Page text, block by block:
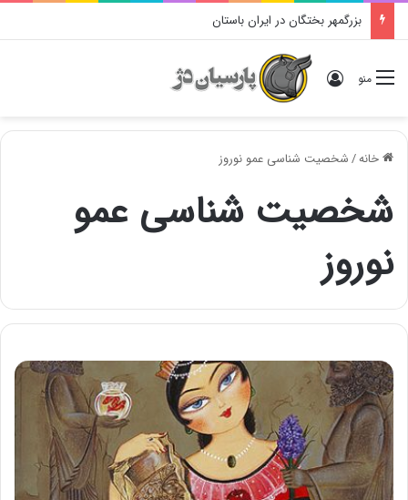
بزرگمهر بختگان در ایران باستان
منو ورود
خانه/شخصیت شناسی عمو نوروز
شخصیت شناسی عمو
نوروز